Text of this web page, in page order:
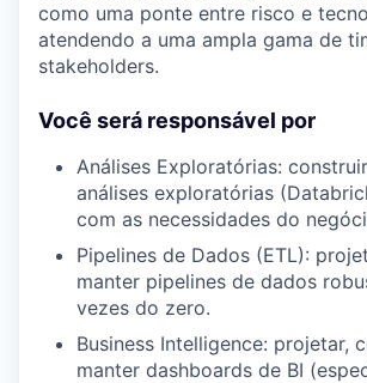
como uma ponte entre risco e
atendendo a uma ampla gama de
stakeholders.
Você será responsável por
Análises Exploratórias:
análises exploratórias
com as necessidades do
Pipelines de Dados (ETL):
manter pipelines de dados
vezes do zero.
Business Intelligence: projetar,
manter dashboards de BI